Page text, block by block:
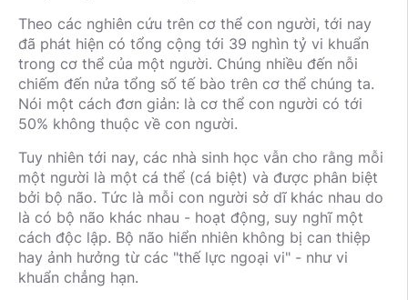
Theo các nghiên cứu trên cơ thể con người, tới nay
đã phát hiện có tổng cộng tới 39 nghìn tỷ vi khuẩn
trong cơ thể của một người. Chúng nhiều đến nỗi
chiếm đến nửa tổng số tế bào trên cơ thể chúng ta.
Nói một cách đơn giản: là cơ thể con người có tới
50% không thuộc về con người.
Tuy nhiên tới nay, các nhà sinh học vẫn cho rằng mỗi
một người là một cá thể (cá biệt) và được phân biệt
bởi bộ não. Tức là mỗi con người sở dĩ khác nhau do
là có bộ não khác nhau - hoạt động, suy nghĩ một
cách độc lập. Bộ não hiển nhiên không bị can thiệp
hay ảnh hưởng từ các "thế lực ngoại vi" - như vi
khuẩn chẳng hạn.